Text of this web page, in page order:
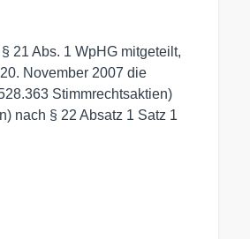
21 Abs. 1 WpHG mitgeteilt,
November 2007 die
Stimmrechtsaktien)
nach § 22 Absatz 1 Satz 1